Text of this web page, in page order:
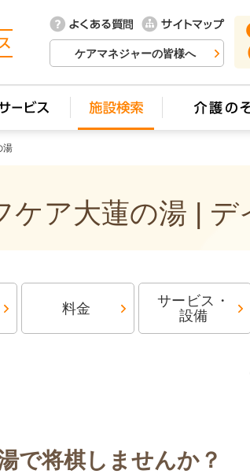
ケアマネジャーの皆様へ
湯
ケア大蓮の湯 | デ
料金
サービス・
設備
で将棋しませんか？